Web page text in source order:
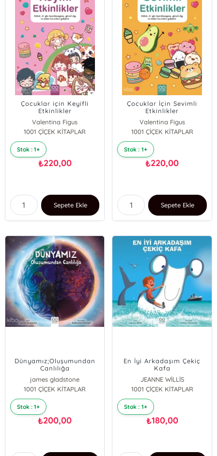
Çocuklar için Keyifli
Etkinlikler
Valentina Figus
1001 ÇİÇEK KİTAPLAR
Stok : 1+
₺220,00
Sepete Ekle
Çocuklar İçin Sevimli
Etkinlikler
Valentina Figus
1001 ÇİÇEK KİTAPLAR
Stok : 1+
₺220,00
Sepete Ekle
Dünyamız;Oluşumundan
Canlılığa
james gladstone
1001 ÇİÇEK KİTAPLAR
Stok : 1+
₺200,00
En İyi Arkadaşım Çekiç
Kafa
JEANNE WİLLİS
1001 ÇİÇEK KİTAPLAR
Stok : 1+
₺180,00